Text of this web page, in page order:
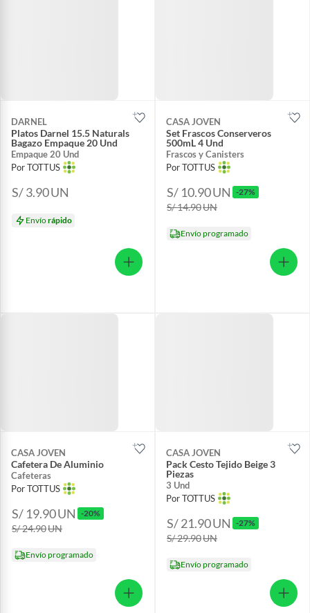
DARNEL
Platos Darnel 15.5 Naturals
Bagazo Empaque 20 Und
Empaque 20 Und
Por TOTTUS
S/ 3.90UN
Envíorápido
CASA JOVEN
Set Frascos Conserveros
500mL 4 Und
Frascos y Canisters
Por TOTTUS
S/ 10.90UN -27%
S/ 14.90UN
Envío programado
CASA JOVEN
Cafetera De Aluminio
Cafeteras
Por TOTTUS
S/ 19.90UN -20%
S/ 24.90UN
Envío programado
CASA JOVEN
Pack Cesto Tejido Beige 3
Piezas
3 Und
Por TOTTUS
S/ 21.90UN -27%
S/ 29.90UN
Envío programado